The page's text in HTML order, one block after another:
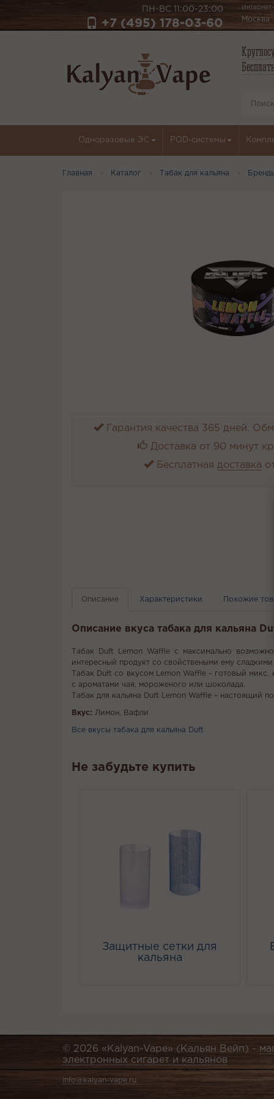
ПН-ВС 11:00-23:00
+7 (495) 178-03-60 Москва
Одноразовые ЭС POD-системы
Главная Каталог Табак для кальяна
Гарантия качества 365 дней.
Доставка от 90 минут
Бесплатная доставка
Описание Характеристики Похожие
Описание вкуса табака для кальяна
Табак Duft Lemon Waffle с максимально
интересный продукт со свойствеными ему
Табак Duft со вкусом Lemon Waffle – готовый
с ароматами чая, мороженого или шоколада.
Табак для кальяна Duft Lemon Waffle – настоящий
Вкус: Лимон, Вафли
Все вкусы табака для кальяна Duft
Не забудьте купить
Защитные сетки для
кальяна
© 2026 «Kalyan-Vape» (Кальян Вейп) -
электронных сигарет и кальянов
info@kalyan-vape.ru